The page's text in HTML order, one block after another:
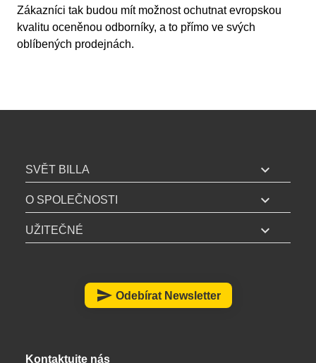
Zákazníci tak budou mít možnost ochutnat evropskou
kvalitu oceněnou odborníky, a to přímo ve svých
oblíbených prodejnách.
SVĚT BILLA expand_more
O SPOLEČNOSTI expand_more
UŽITEČNÉ expand_more
send Odebírat Newsletter
Kontaktujte nás